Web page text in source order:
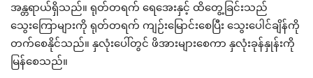
အန္တရာယ်ရှိသည်။ ရုတ်တရက် ရေအေးနှင့် ထိတွေ့ခြင်းသည်
သွေးကြောများကို ရုတ်တရက် ကျဉ်းမြောင်းစေပြီး သွေးပေါင်ချိန်ကို
တက်စေနိုင်သည်။ နှလုံးပေါ်တွင် ဖိအားများစေကာ နှလုံးခုန်နှုန်းကို
မြန်စေသည်။